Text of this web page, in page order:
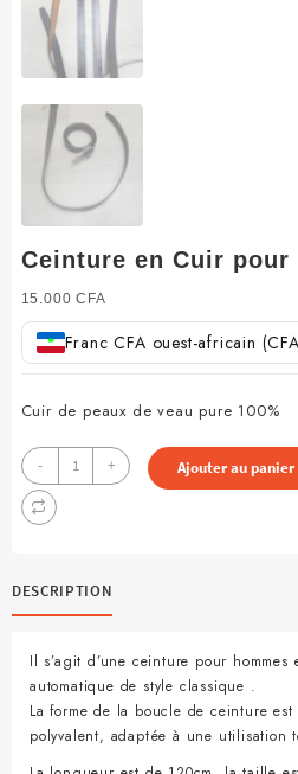
Ceinture en Cuir pour
15.000CFA
Franc CFA ouest-africain
Cuir de peaux de veau pure 100%
-
quantité
de
Ceinture
pour
Homme
+ Ajouter au panier
DESCRIPTION
Il s’agit d’une ceinture pour
automatique de style classique .
La forme de la boucle de ceinture
polyvalent, adaptée à une utilisation